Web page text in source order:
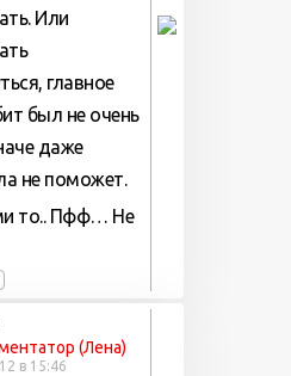
Или
главное
был не очень
даже
не поможет.
то.. Пфф… Не
(Лена)
в 15:46